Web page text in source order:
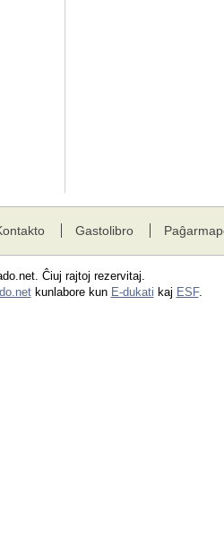
Gastolibro
Ĉiuj rajtoj rezervitaj.
kunlabore kun E-dukati kaj ESF.